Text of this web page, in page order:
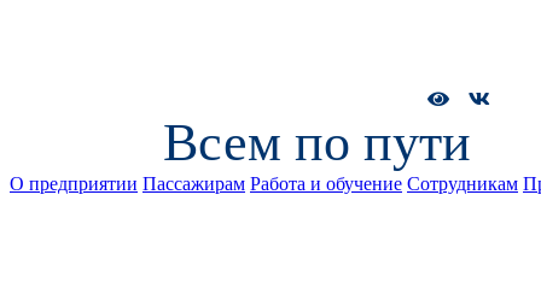
Всем по пути
О предприятии Пассажирам Работа и обучение Сотрудникам